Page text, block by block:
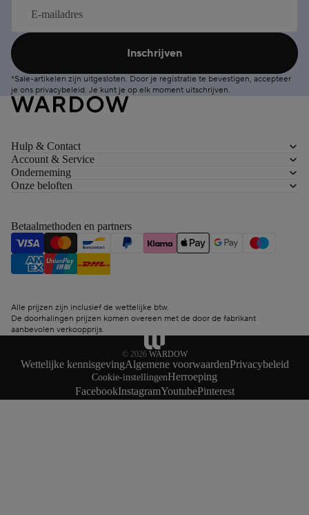
Inschrijven
*Sale-artikelen zijn uitgesloten. Door je registratie te bevestigen, accepteer
je ons privacybeleid. Je kunt je op elk moment uitschrijven.
Hulp & Contact
Account & Service
Onderneming
Onze beloften
Betaalmethoden en partners
Alle prijzen zijn inclusief de wettelijke btw.
De doorhalingen prijzen komen overeen met de door de fabrikant
aanbevolen verkoopprijs.
© 2026 WARDOW
Wettelijke kennisgevingAlgemene voorwaardenPrivacybeleid
Cookie-instellingenHerroeping
FacebookInstagramYoutubePinterest